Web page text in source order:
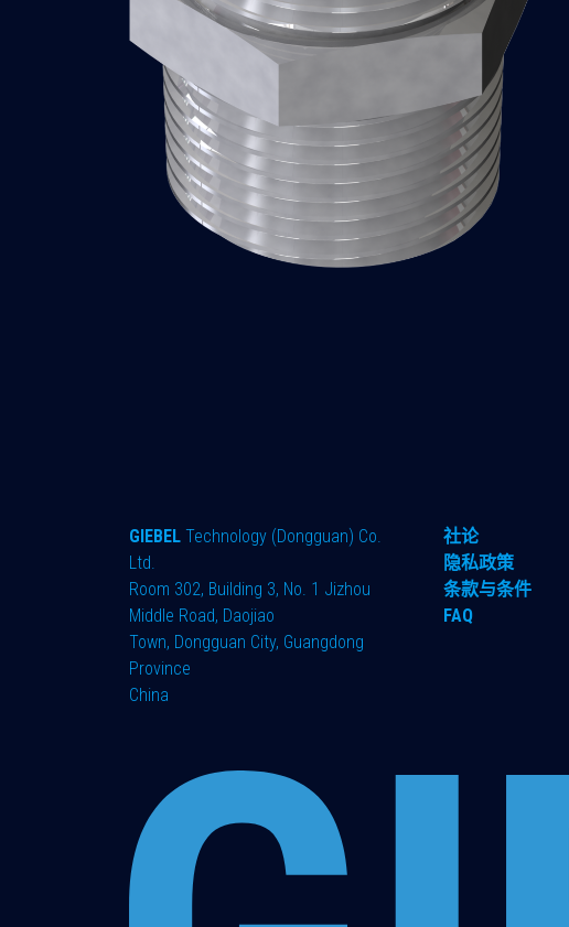
GIEBEL Technology (Dongguan) Co.
Ltd.
Room 302, Building 3, No. 1 Jizhou
Middle Road, Daojiao
Town, Dongguan City, Guangdong
Province
China
社论
隐私政策
条款与条件
FAQ